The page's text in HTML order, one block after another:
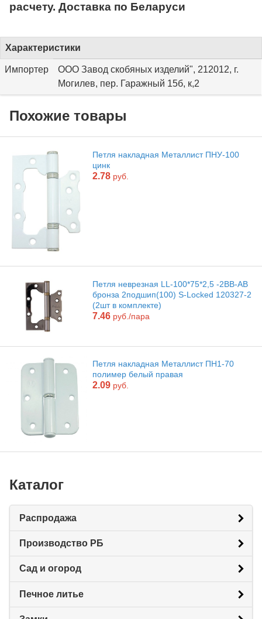
расчету. Доставка по Беларуси
Характеристики
Импортер
ООО Завод скобяных изделий", 212012, г.
Могилев, пер. Гаражный 15б, к,2
Похожие товары
Петля накладная Металлист ПНУ-100
цинк
2.78 руб.
Петля неврезная LL-100*75*2,5 -2ВВ-AB
бронза 2подшип(100) S-Locked 120327-2
(2шт в комплекте)
7.46 руб./пара
Петля накладная Металлист ПН1-70
полимер белый правая
2.09 руб.
Каталог
Распродажа
Производство РБ
Сад и огород
Печное литье